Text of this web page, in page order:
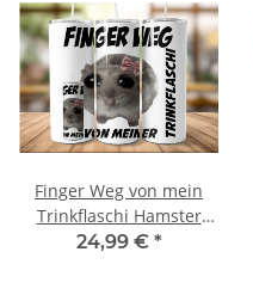
Finger Weg von mein
Trinkflaschi Hamster
Meme Tumbler
24,99 € *